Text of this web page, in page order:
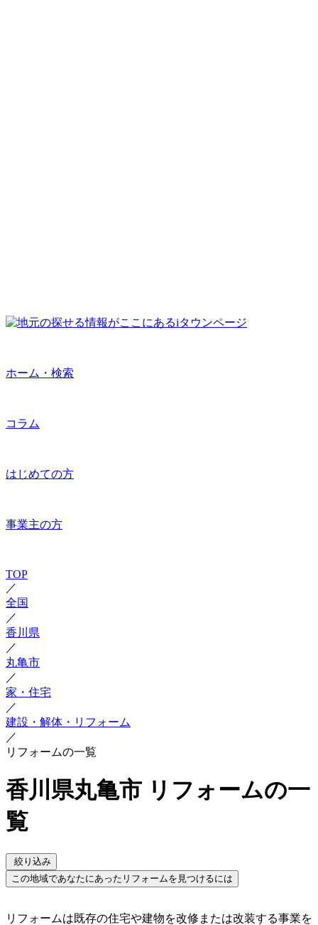
ホーム・検索
コラム
はじめての方
事業主の方
TOP
／
全国
／
香川県
／
丸亀市
／
家・住宅
／
建設・解体・リフォーム
／
リフォームの一覧
香川県丸亀市 リフォームの一
覧
絞り込み
この地域であなたにあったリフォームを見つけるには
リフォームは既存の住宅や建物を改修または改装する事業を